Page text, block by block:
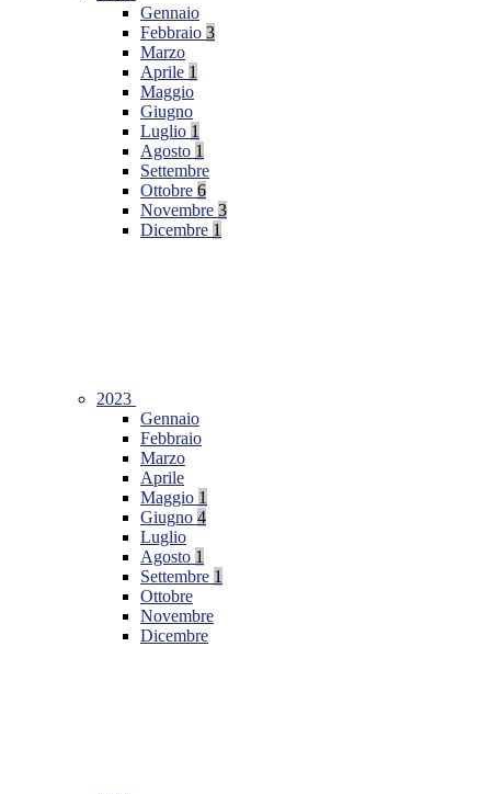
Gennaio
Febbraio 3
Marzo
Aprile 1
Maggio
Giugno
Luglio 1
Agosto 1
Settembre
Ottobre 6
Novembre 3
Dicembre 1
2023
Gennaio
Febbraio
Marzo
Aprile
Maggio 1
Giugno 4
Luglio
Agosto 1
Settembre 1
Ottobre
Novembre
Dicembre